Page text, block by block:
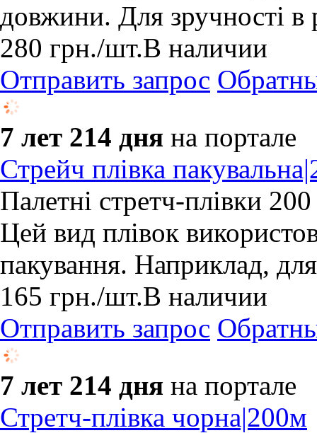
довжини. Для зручності в
280 грн./шт.В наличии
Отправить запрос
7 лет 214 дня на портале
Стрейч плівка
Палетні стретч-плівки
Цей вид плівок
пакування. Наприклад, для
165 грн./шт.В наличии
Отправить запрос
7 лет 214 дня на портале
Стретч-плівка чорна|200м